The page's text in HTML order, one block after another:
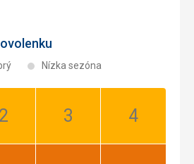
Nízka sezóna
Február:
Marec:
Apríl: